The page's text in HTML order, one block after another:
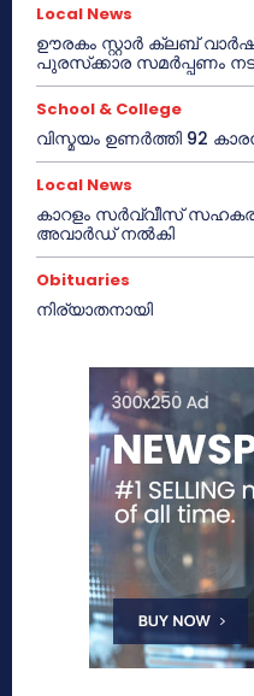
Local News
ഊരകം സ്റ്റാർ ക്ലബ്
പുരസ്‌ക്കാര സമർപ്പണം
School & College
വിസ്മയം ഉണർത്തി 92
Local News
കാറളം സർവ്വീസ്
അവാർഡ് നൽകി
Obituaries
നിര്യാതനായി